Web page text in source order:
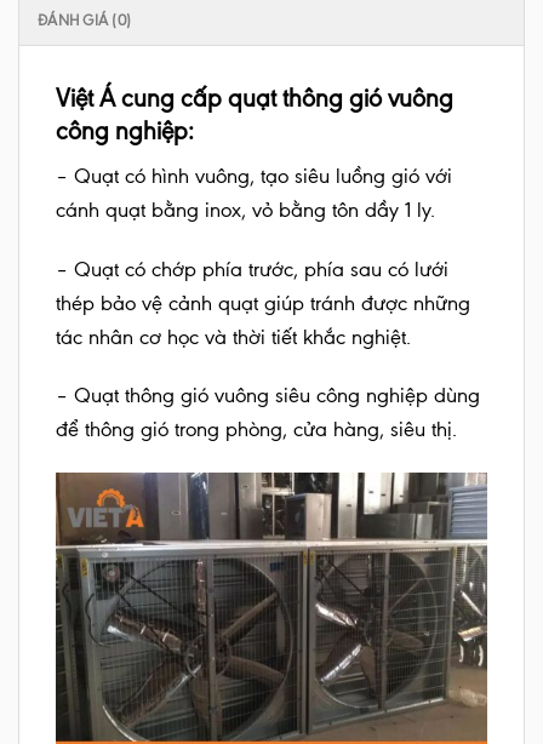
ĐÁNH GIÁ (0)
Việt Á cung cấp quạt thông gió vuông
công nghiệp:
– Quạt có hình vuông, tạo siêu luồng gió với
cánh quạt bằng inox, vỏ bằng tôn dầy 1 ly.
– Quạt có chớp phía trước, phía sau có lưới
thép bảo vệ cảnh quạt giúp tránh được những
tác nhân cơ học và thời tiết khắc nghiệt.
– Quạt thông gió vuông siêu công nghiệp dùng
để thông gió trong phòng, cửa hàng, siêu thị.